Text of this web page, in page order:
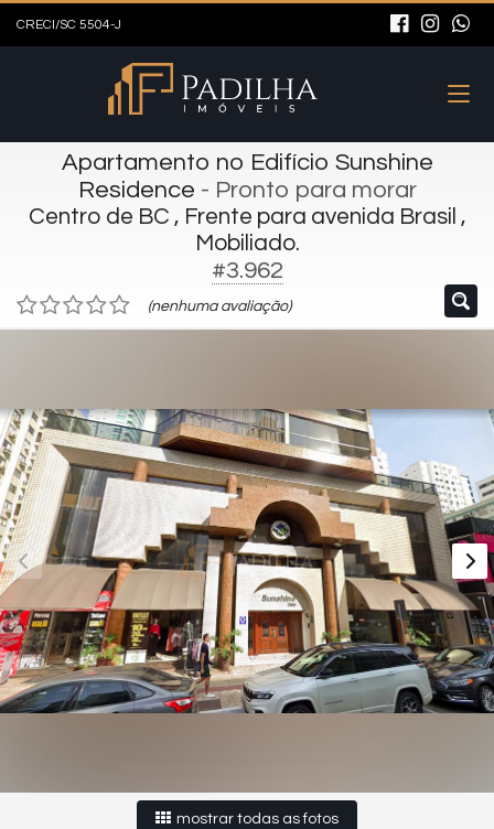
CRECI/SC 5504-J
Apartamento no Edifício Sunshine
Residence - Pronto para morar
Centro de BC , Frente para avenida Brasil ,
Mobiliado.
#3.962
(nenhuma avaliação)
mostrar todas as fotos